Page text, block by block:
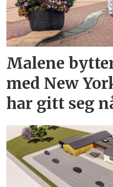
Malene
med New
har gitt seg